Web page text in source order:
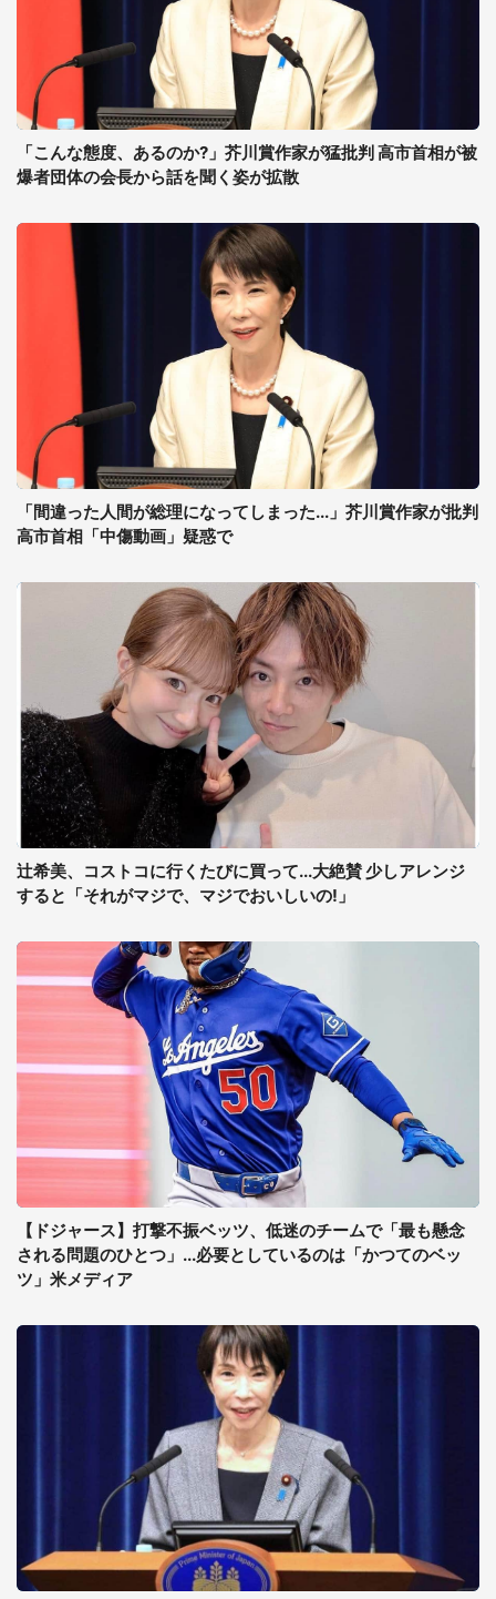
「こんな態度、あるのか?」芥川賞作家が猛批判 高市首相が被
爆者団体の会長から話を聞く姿が拡散
「間違った人間が総理になってしまった...」芥川賞作家が批判
高市首相「中傷動画」疑惑で
辻希美、コストコに行くたびに買って...大絶賛 少しアレンジ
すると「それがマジで、マジでおいしいの!」
【ドジャース】打撃不振ベッツ、低迷のチームで「最も懸念
される問題のひとつ」...必要としているのは「かつてのベッ
ツ」米メディア